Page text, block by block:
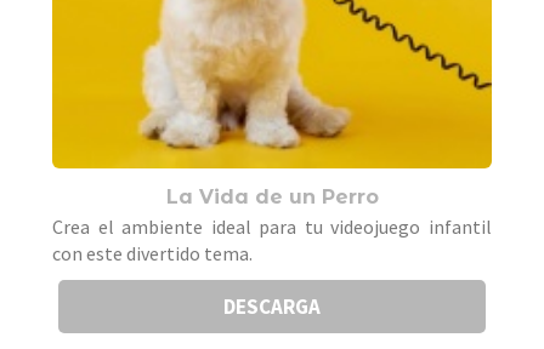
La Vida de un Perro
Crea el ambiente ideal para tu videojuego infantil
con este divertido tema.
DESCARGA